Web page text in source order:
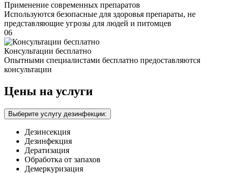
Применение современных препаратов
Используются безопасные для здоровья препараты, не
представляющие угрозы для людей и питомцев
06
Консультации бесплатно
Опытными специалистами бесплатно предоставляются
консультации
Цены на услуги
Выберите услугу дезинфекции:
Дезинсекция
Дезинфекция
Дератизация
Обработка от запахов
Демеркуризация